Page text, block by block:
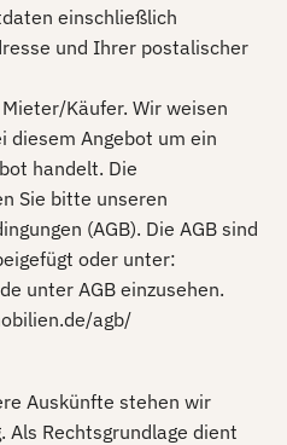
einschließlich
und Ihrer postalischer
Käufer. Wir weisen
diesem Angebot um ein
handelt. Die
Sie bitte unseren
(AGB). Die AGB sind
oder unter:
unter AGB einzusehen.
agb/
Auskünfte stehen wir
Als Rechtsgrundlage dient